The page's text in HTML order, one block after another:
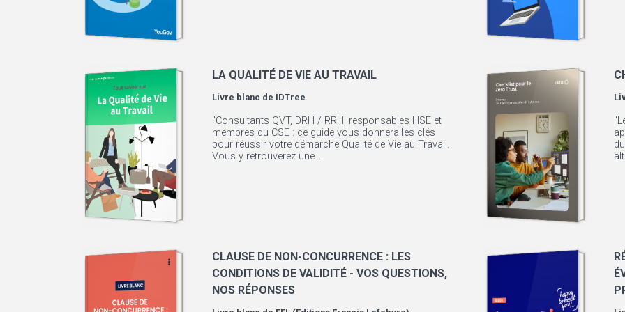
LA QUALITÉ DE VIE AU TRAVAIL
Livre blanc de IDTree
"Consultants QVT, DRH / RRH, responsables HSE et
membres du CSE : ce guide vous donnera les clés
pour réussir votre démarche Qualité de Vie au Travail.
Vous y retrouverez une...
CLAUSE DE NON-CONCURRENCE : LES
CONDITIONS DE VALIDITÉ - VOS QUESTIONS,
NOS RÉPONSES